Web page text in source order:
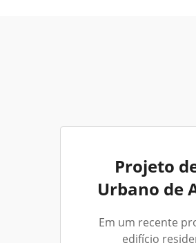
Projeto
Urbano de
Em um recente
edifício